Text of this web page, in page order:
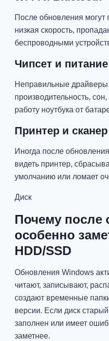
После обновления
низкая скорость,
беспроводными
Чипсет и питание
Неправильные драйверы
производительность,
работу ноутбука от
Принтер и сканер
Иногда после
видеть принтер,
умолчанию или ломает
Диск
Почему после
особенно
HDD/SSD
Обновления Windows
читают, записывают,
создают временные
версии. Если диск
заполнен или имеет
заметнее.